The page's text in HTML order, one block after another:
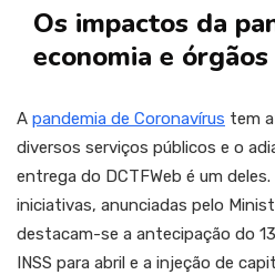
Os impactos da
economia e
A pandemia de Coronavírus tem
diversos serviços públicos e o
entrega do DCTFWeb é um
iniciativas, anunciadas pelo
destacam-se a antecipação do
INSS para abril e a injeção de